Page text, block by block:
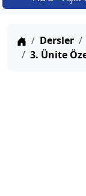
Anasayfa
Dersler
3. Ünite